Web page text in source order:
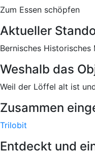
Zum Essen schöpfen
Aktueller
Bernisches
Weshalb das
Weil der Löffel alt ist
Zusammen
Trilobit
Entdeckt und